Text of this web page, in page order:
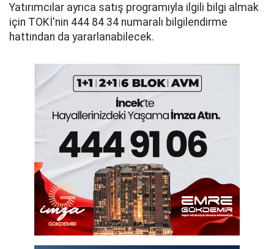
Yatırımcılar ayrıca satış programıyla ilgili bilgi almak
için TOKİ'nin 444 84 34 numaralı bilgilendirme
hattından da yararlanabilecek.